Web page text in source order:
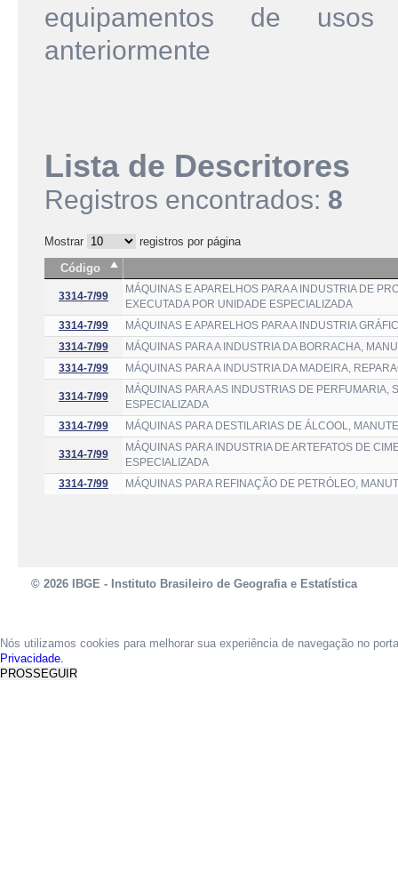
equipamentos de usos
anteriormente
Lista de Descritores
Registros encontrados: 8
Mostrar
registros por página
Código
3314-7/99
MÁQUINAS E APARELHOS PARA A INDUSTRIA DE
EXECUTADA POR UNIDADE ESPECIALIZADA
3314-7/99
MÁQUINAS E APARELHOS PARA A INDUSTRIA
3314-7/99
MÁQUINAS PARA A INDUSTRIA DA BORRACHA,
3314-7/99
MÁQUINAS PARA A INDUSTRIA DA MADEIRA,
3314-7/99
MÁQUINAS PARA AS INDUSTRIAS DE
ESPECIALIZADA
3314-7/99
MÁQUINAS PARA DESTILARIAS DE ÁLCOOL,
3314-7/99
MÁQUINAS PARA INDUSTRIA DE ARTEFATOS DE
ESPECIALIZADA
3314-7/99
MÁQUINAS PARA REFINAÇÃO DE PETRÓLEO,
© 2026 IBGE - Instituto Brasileiro de Geografia e Estatística
Nós utilizamos cookies para melhorar sua experiência de navegação no
Privacidade.
PROSSEGUIR